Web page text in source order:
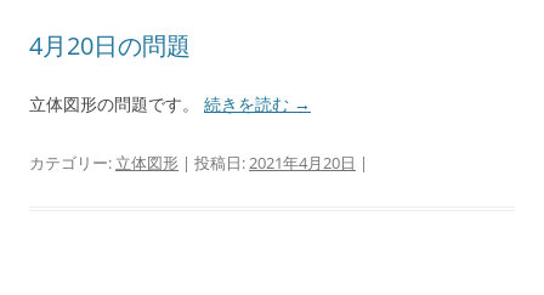
4月20日の問題
立体図形の問題です。 続きを読む →
カテゴリー: 立体図形 | 投稿日:2021年4月20日 |